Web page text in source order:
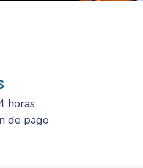
horas
de pago